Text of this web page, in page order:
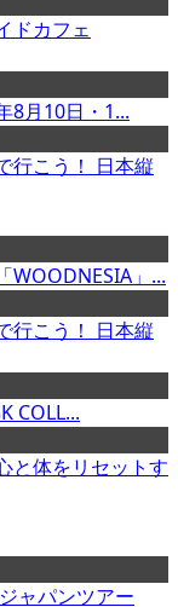
ドカフェ
8月10日・1...
行こう！ 日本縦
WOODNESIA」...
行こう！ 日本縦
COLL...
と体をリセットす
ャパンツアー